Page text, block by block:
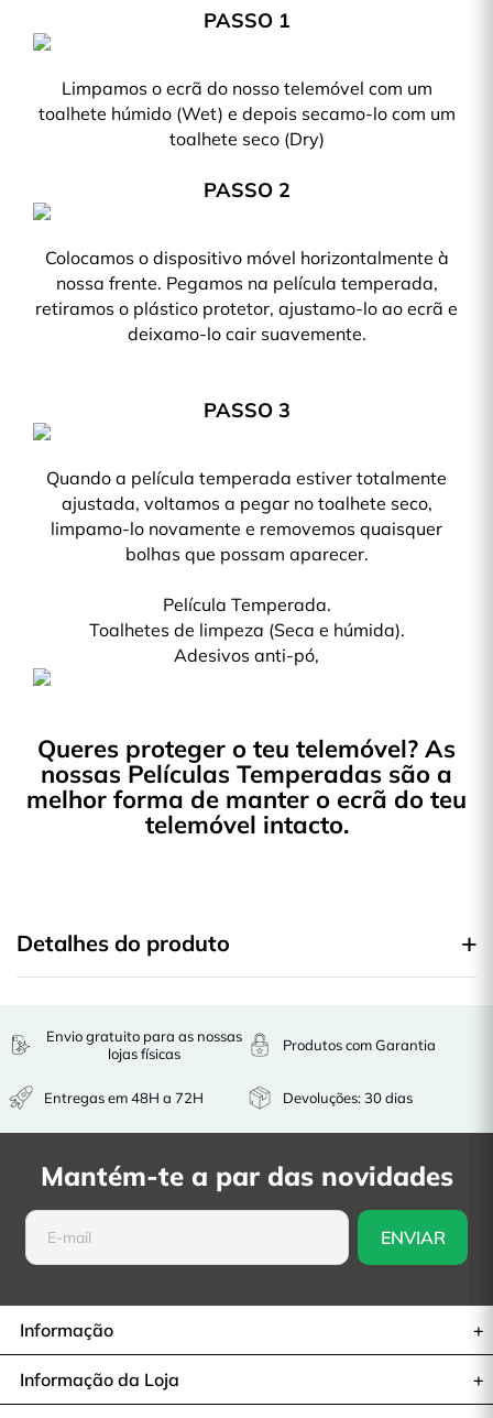
PASSO 1
Limpamos o ecrã do nosso telemóvel com um
toalhete húmido (Wet) e depois secamo-lo com um
toalhete seco (Dry)
PASSO 2
Colocamos o dispositivo móvel horizontalmente à
nossa frente. Pegamos na película temperada,
retiramos o plástico protetor, ajustamo-lo ao ecrã e
deixamo-lo cair suavemente.
PASSO 3
Quando a película temperada estiver totalmente
ajustada, voltamos a pegar no toalhete seco,
limpamo-lo novamente e removemos quaisquer
bolhas que possam aparecer.
Película Temperada.
Toalhetes de limpeza (Seca e húmida).
Adesivos anti-pó,
Queres proteger o teu telemóvel? As
nossas Películas Temperadas são a
melhor forma de manter o ecrã do teu
telemóvel intacto.
Detalhes do produto
Envio gratuito para as nossas
lojas físicas
Entregas em 48H a 72H
Produtos com Garantia
Devoluções: 30 dias
Mantém-te a par das novidades
Informação
Informação da Loja